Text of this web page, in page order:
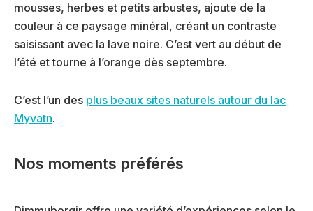
mousses, herbes et petits arbustes, ajoute de la
couleur à ce paysage minéral, créant un contraste
saisissant avec la lave noire. C’est vert au début de
l’été et tourne à l’orange dès septembre.
C’est l’un des plus beaux sites naturels autour du lac
Myvatn.
Nos moments préférés